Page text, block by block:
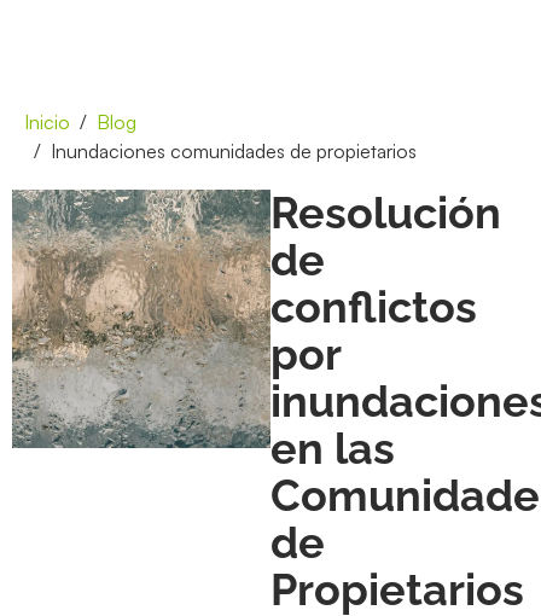
Inicio
Blog
Inundaciones comunidades de propietarios
Resolución
de
conflictos
por
en las
de
Propietarios